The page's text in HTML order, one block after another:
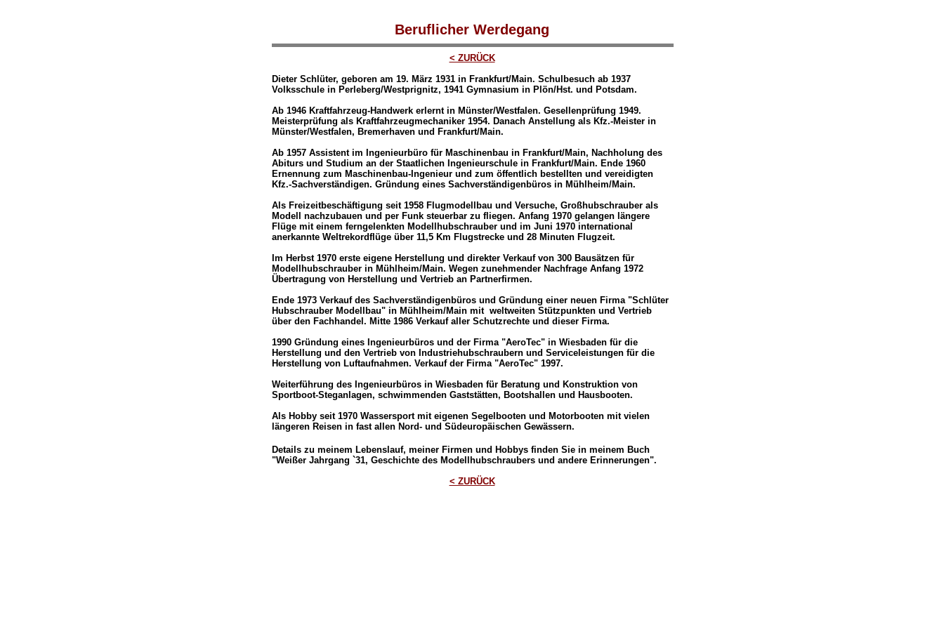
Beruflicher Werdegang
< ZURÜCK
Dieter Schlüter, geboren am 19. März 1931 in Frankfurt/Main. Schulbesuch ab 1937
Volksschule in Perleberg/Westprignitz, 1941 Gymnasium in Plön/Hst. und Potsdam.
Ab 1946 Kraftfahrzeug-Handwerk erlernt in Münster/Westfalen. Gesellenprüfung 1949.
Meisterprüfung als Kraftfahrzeugmechaniker 1954. Danach Anstellung als Kfz.-Meister in
Münster/Westfalen, Bremerhaven und Frankfurt/Main.
Ab 1957 Assistent im Ingenieurbüro für Maschinenbau in Frankfurt/Main, Nachholung des
Abiturs und Studium an der Staatlichen Ingenieurschule in Frankfurt/Main. Ende 1960
Ernennung zum Maschinenbau-Ingenieur und zum öffentlich bestellten und vereidigten
Kfz.-Sachverständigen. Gründung eines Sachverständigenbüros in Mühlheim/Main.
Als Freizeitbeschäftigung seit 1958 Flugmodellbau und Versuche, Großhubschrauber als
Modell nachzubauen und per Funk steuerbar zu fliegen. Anfang 1970 gelangen längere
Flüge mit einem ferngelenkten Modellhubschrauber und im Juni 1970 international
anerkannte Weltrekordflüge über 11,5 Km Flugstrecke und 28 Minuten Flugzeit.
Im Herbst 1970 erste eigene Herstellung und direkter Verkauf von 300 Bausätzen für
Modellhubschrauber in Mühlheim/Main. Wegen zunehmender Nachfrage Anfang 1972
Übertragung von Herstellung und Vertrieb an Partnerfirmen.
Ende 1973 Verkauf des Sachverständigenbüros und Gründung einer neuen Firma "Schlüter
Hubschrauber Modellbau" in Mühlheim/Main mit weltweiten Stützpunkten und Vertrieb
über den Fachhandel. Mitte 1986 Verkauf aller Schutzrechte und dieser Firma.
1990 Gründung eines Ingenieurbüros und der Firma "AeroTec" in Wiesbaden für die
Herstellung und den Vertrieb von Industriehubschraubern und Serviceleistungen für die
Herstellung von Luftaufnahmen. Verkauf der Firma "AeroTec" 1997.
Weiterführung des Ingenieurbüros in Wiesbaden für Beratung und Konstruktion von
Sportboot-Steganlagen, schwimmenden Gaststätten, Bootshallen und Hausbooten.
Als Hobby seit 1970 Wassersport mit eigenen Segelbooten und Motorbooten mit vielen
längeren Reisen in fast allen Nord- und Südeuropäischen Gewässern.
Details zu meinem Lebenslauf, meiner Firmen und Hobbys finden Sie in meinem Buch
"Weißer Jahrgang `31, Geschichte des Modellhubschraubers und andere Erinnerungen".
< ZURÜCK